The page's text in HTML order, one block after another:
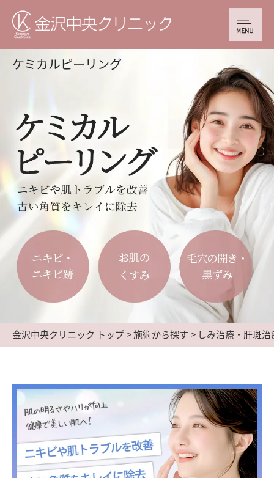
ケミカルピーリング
金沢中央クリニック トップ 施術から探す しみ治療・肝斑治